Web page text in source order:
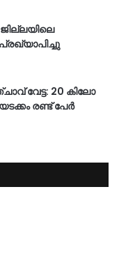
വേട്ട: 20 കിലോ
രണ്ട് പേർ